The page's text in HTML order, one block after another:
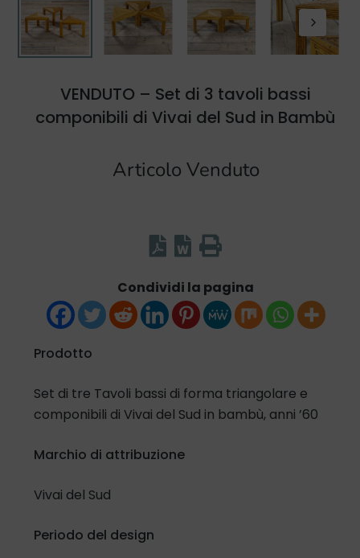
VENDUTO – Set di 3 tavoli bassi
componibili di Vivai del Sud in Bambù
Articolo Venduto
Condividi la pagina
Prodotto
Set di tre Tavoli bassi di forma triangolare e
componibili di Vivai del Sud in bambù, anni ’60
Marchio di attribuzione
Vivai del Sud
Periodo del design